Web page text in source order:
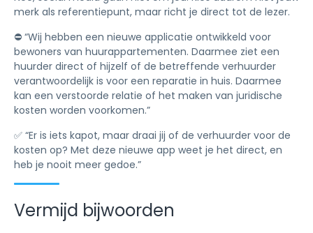
merk als referentiepunt, maar richt je direct tot de lezer.
⛔️ “Wij hebben een nieuwe applicatie ontwikkeld voor
bewoners van huurappartementen. Daarmee ziet een
huurder direct of hijzelf of de betreffende verhuurder
verantwoordelijk is voor een reparatie in huis. Daarmee
kan een verstoorde relatie of het maken van juridische
kosten worden voorkomen.”
✅ “Er is iets kapot, maar draai jij of de verhuurder voor de
kosten op? Met deze nieuwe app weet je het direct, en
heb je nooit meer gedoe.”
Vermijd bijwoorden